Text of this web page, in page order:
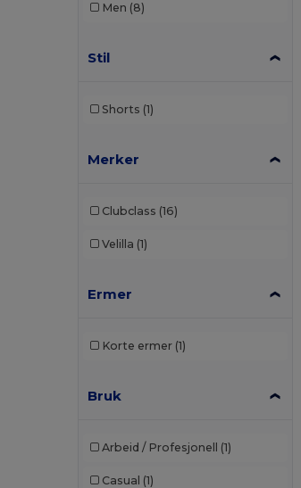
Men (8)
Stil
Shorts (1)
Merker
Clubclass (16)
Velilla (1)
Ermer
Korte ermer (1)
Bruk
Arbeid / Profesjonell (1)
Casual (1)